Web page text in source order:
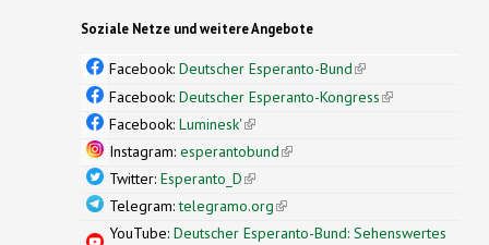
Soziale Netze und weitere Angebote
Facebook: Deutscher Esperanto-Bund(link is
external)
Facebook: Deutscher Esperanto-Kongress(link is
Facebook: Luminesk'(link is external)
Instagram: esperantobund(link is external)
Twitter: Esperanto_D(link is external)
Telegram:telegramo.org(link is external)
YouTube: Deutscher Esperanto-Bund: Sehenswertes